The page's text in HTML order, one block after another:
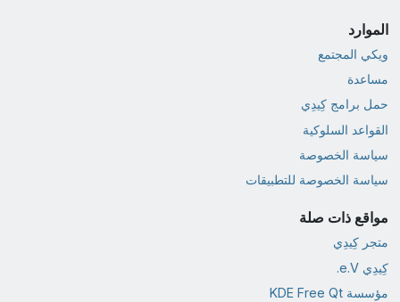
الموارد
ويكي المجتمع
مساعدة
حمل برامج كِيدِي
القواعد السلوكية
سياسة الخصوصة
سياسة الخصوصة للتطبيقات
مواقع ذات صلة
متجر كِيدِي
كِيدِي e.V.
مؤسسة KDE Free Qt